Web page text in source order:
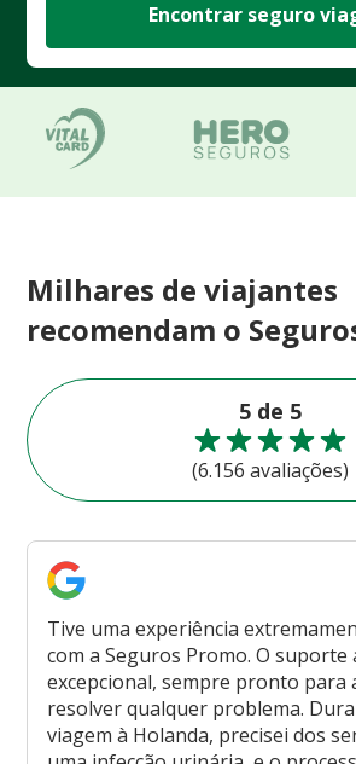
Encontrar seguro
Milhares de viajantes
recomendam o
5 de 5
(6.156 avaliações)
Tive uma experiência
com a Seguros Promo. O suporte
excepcional, sempre pronto para
resolver qualquer problema.
viagem à Holanda, precisei dos